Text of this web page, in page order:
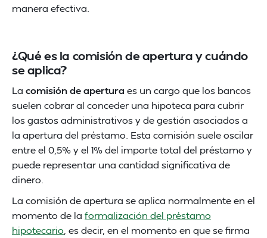
manera efectiva.
¿Qué es la comisión de apertura y cuándo
se aplica?
La comisión de apertura es un cargo que los bancos
suelen cobrar al conceder una hipoteca para cubrir
los gastos administrativos y de gestión asociados a
la apertura del préstamo. Esta comisión suele oscilar
entre el 0,5% y el 1% del importe total del préstamo y
puede representar una cantidad significativa de
dinero.
La comisión de apertura se aplica normalmente en el
momento de la formalización del préstamo
hipotecario , es decir, en el momento en que se firma